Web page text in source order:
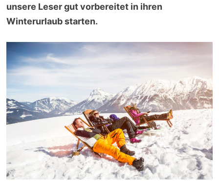
unsere Leser gut vorbereitet in ihren
Winterurlaub starten.